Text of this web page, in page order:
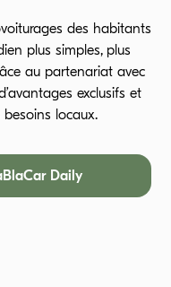
des habitants
plus simples, plus
au partenariat avec
exclusifs et
locaux.
Daily